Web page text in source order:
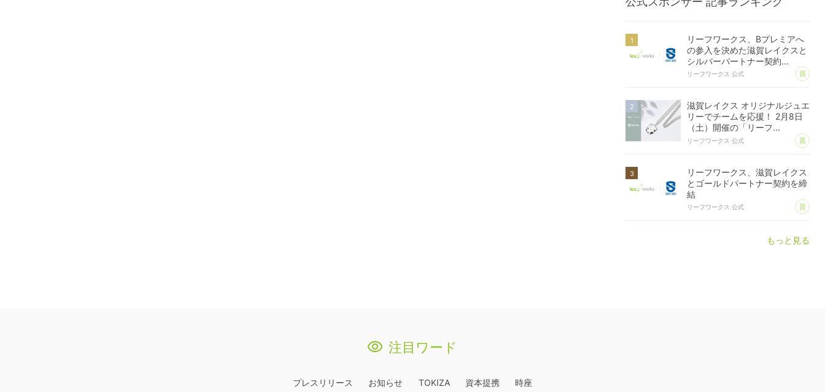
リーフワークス、Bプレミアへ
の参入を決めた滋賀レイクスと
シルバーパートナー契約...
リーフワークス 公式 あ
滋賀レイクス オリジナルジュエ
リーでチームを応援！ 2月8日
（土）開催の「リーフ...
リーフワークス 公式 あ
リーフワークス、滋賀レイクス
とゴールドパートナー契約を締
結
リーフワークス 公式 あ
もっと見る
注目ワード
プレスリリース お知らせ TOKIZA 資本提携 時座